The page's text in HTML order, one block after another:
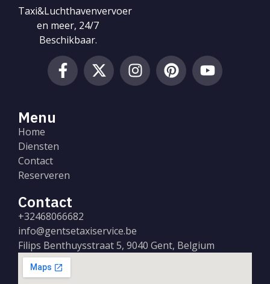
Menu
Home
Diensten
Contact
Reserveren
Taxi&Luchthavenvervoer
en meer, 24/7
Beschikbaar.
Contact
+32468066682
info@gentsetaxiservice.be
Filips Benthuysstraat 5, 9040 Gent, Belgium